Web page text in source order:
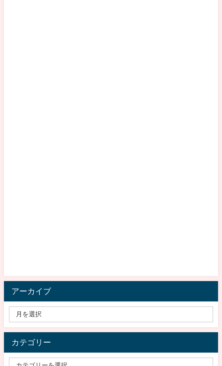
アーカイブ
カテゴリー